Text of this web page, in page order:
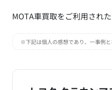
MOTA車買取をご利用され
※下記は個人の感想であり、一事例と